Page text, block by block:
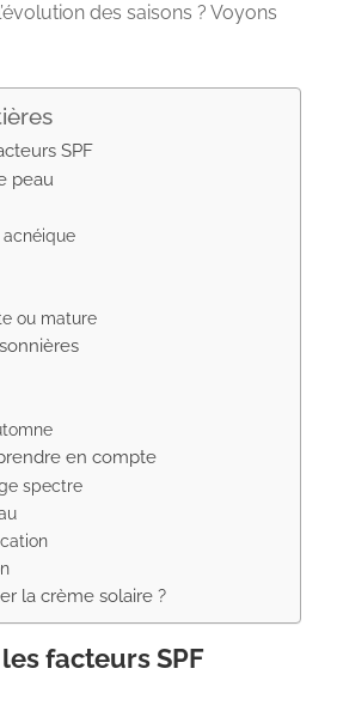
des saisons ? Voyons
SPF
peau
acnéique
ou mature
en compte
spectre
la crème solaire ?
facteurs SPF